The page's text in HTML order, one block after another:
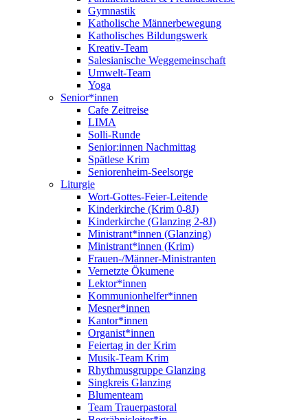
Gymnastik
Katholische Männerbewegung
Katholisches Bildungswerk
Kreativ-Team
Salesianische Weggemeinschaft
Umwelt-Team
Yoga
Senior*innen
Cafe Zeitreise
LIMA
Solli-Runde
Senior:innen Nachmittag
Spätlese Krim
Seniorenheim-Seelsorge
Liturgie
Wort-Gottes-Feier-Leitende
Kinderkirche (Krim 0-8J)
Kinderkirche (Glanzing 2-8J)
Ministrant*innen (Glanzing)
Ministrant*innen (Krim)
Frauen-/Männer-Ministranten
Vernetzte Ökumene
Lektor*innen
Kommunionhelfer*innen
Mesner*innen
Kantor*innen
Organist*innen
Feiertag in der Krim
Musik-Team Krim
Rhythmusgruppe Glanzing
Singkreis Glanzing
Blumenteam
Team Trauerpastoral